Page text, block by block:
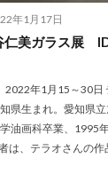
年1月17日
仁美ガラス展
2022年1月15～30
県生まれ。愛知県立
油画科卒業、1995
、テラオさんの作